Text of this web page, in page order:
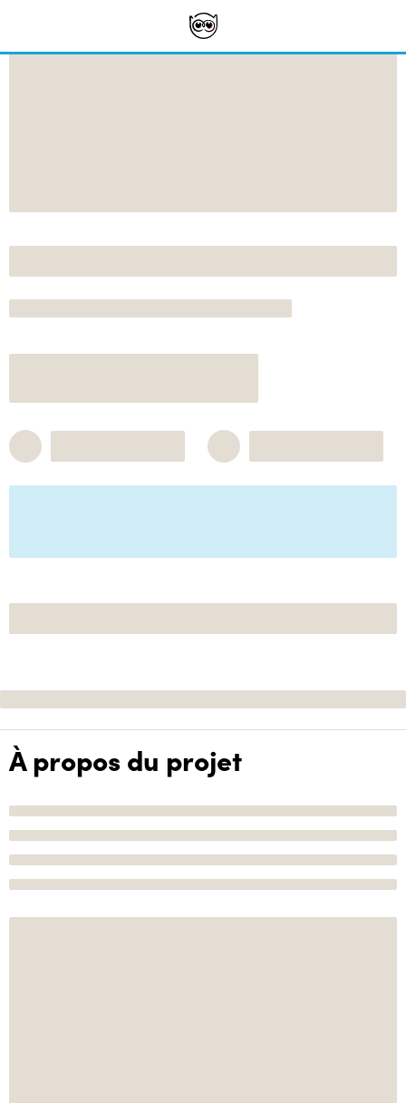
À propos du projet